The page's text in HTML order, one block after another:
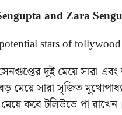
and Zara
দুই মেয়ে সারা
মেয়ে সারা সৃজিত
কবে টলিউডে পা রাখেন।